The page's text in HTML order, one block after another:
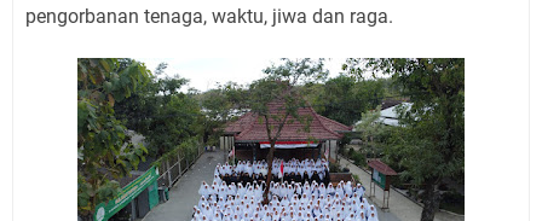
pengorbanan tenaga, waktu, jiwa dan raga.